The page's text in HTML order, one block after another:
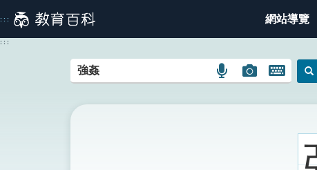
到
主
::: 網站導覽
:::
語
搜
圖
搜
開
鍵